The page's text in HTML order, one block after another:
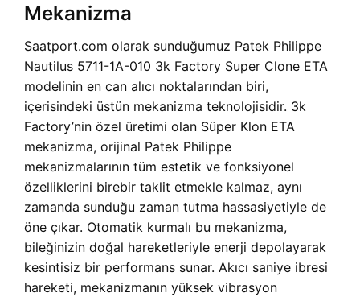
Mekanizma
Saatport.com olarak sunduğumuz Patek Philippe
Nautilus 5711-1A-010 3k Factory Super Clone ETA
modelinin en can alıcı noktalarından biri,
içerisindeki üstün mekanizma teknolojisidir. 3k
Factory’nin özel üretimi olan Süper Klon ETA
mekanizma, orijinal Patek Philippe
mekanizmalarının tüm estetik ve fonksiyonel
özelliklerini birebir taklit etmekle kalmaz, aynı
zamanda sunduğu zaman tutma hassasiyetiyle de
öne çıkar. Otomatik kurmalı bu mekanizma,
bileğinizin doğal hareketleriyle enerji depolayarak
kesintisiz bir performans sunar. Akıcı saniye ibresi
hareketi, mekanizmanın yüksek vibrasyon